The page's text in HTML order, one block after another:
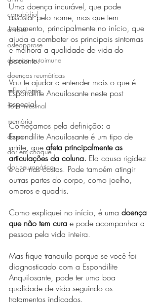
canabidiol
artrose
osteoporose
doença autoimune
doenças reumáticas
reflexologia
flora intestinal
memória
dores
dor em choque
dor neuropática
Uma doença incurável, que pode
assustar pelo nome, mas que tem
tratamento, principalmente no início, que
ajuda a combater os principais sintomas
e melhora a qualidade de vida do
paciente.
Vou te ajudar a entender mais o que é
Espondilite Anquilosante neste post
especial.
Começamos pela definição: a
Espondilite Anquilosante é um tipo de
artrite, que afeta principalmente as
articulações da coluna. Ela causa rigidez
e dor nas costas. Pode também atingir
outras partes do corpo, como joelho,
ombros e quadris.
Como expliquei no início, é uma doença
que não tem cura e pode acompanhar a
pessoa pela vida inteira.
Mas fique tranquilo porque se você foi
diagnosticado com a Espondilite
Anquilosante, pode ter uma boa
qualidade de vida seguindo os
tratamentos indicados.